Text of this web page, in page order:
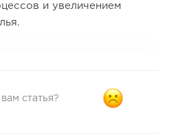
и увеличением
статья?